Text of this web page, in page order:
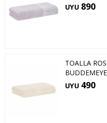
UYU 890
TOALLA
UYU 490